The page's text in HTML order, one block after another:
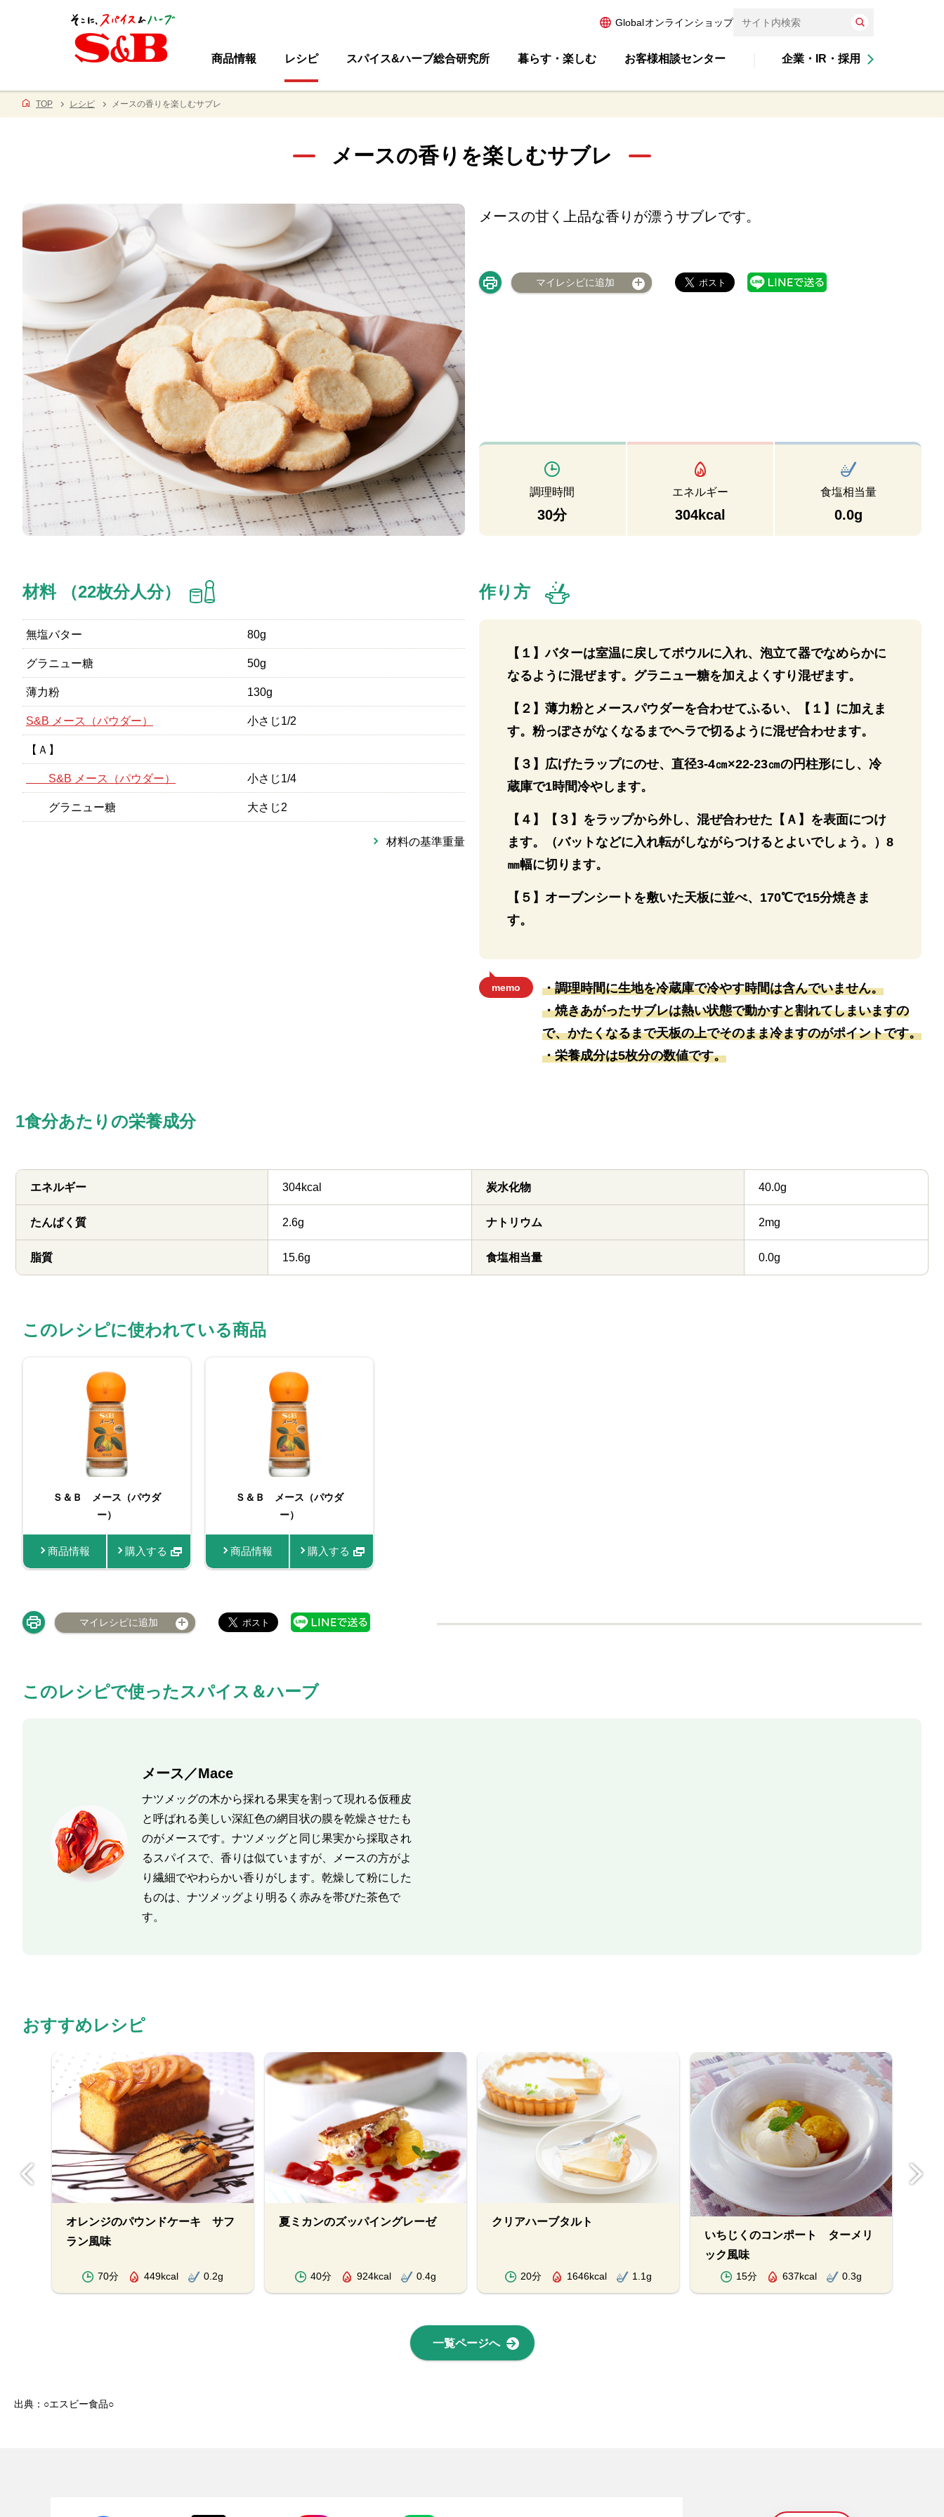
Globalオンラインショップ
商品情報 レシピ スパイス&ハーブ総合研究所 暮らす・楽しむ お客様相談センター 企業・IR・採用
TOP レシピ メースの香りを楽しむサブレ
メースの香りを楽しむサブレ
メースの甘く上品な香りが漂うサブレです。
マイレシピに追加
調理時間
30分
エネルギー
304kcal
食塩相当量
0.0g
材料 （22枚分人分）
無塩バター 80g
グラニュー糖 50g
薄力粉 130g
S&B メース（パウダー） 小さじ1/2
【Ａ】
S&B メース（パウダー） 小さじ1/4
グラニュー糖 大さじ2
材料の基準重量
作り方
【１】バターは室温に戻してボウルに入れ、泡立て器でなめらかに
なるように混ぜます。グラニュー糖を加えよくすり混ぜます。
【２】薄力粉とメースパウダーを合わせてふるい、【１】に加えま
す。粉っぽさがなくなるまでヘラで切るように混ぜ合わせます。
【３】広げたラップにのせ、直径3-4㎝×22-23㎝の円柱形にし、冷
蔵庫で1時間冷やします。
【４】【３】をラップから外し、混ぜ合わせた【Ａ】を表面につけ
ます。（バットなどに入れ転がしながらつけるとよいでしょう。）8
㎜幅に切ります。
【５】オーブンシートを敷いた天板に並べ、170℃で15分焼きま
す。
memo
・調理時間に生地を冷蔵庫で冷やす時間は含んでいません。
・焼きあがったサブレは熱い状態で動かすと割れてしまいますの
で、かたくなるまで天板の上でそのまま冷ますのがポイントです。
・栄養成分は5枚分の数値です。
1食分あたりの栄養成分
エネルギー 304kcal
たんぱく質 2.6g
脂質 15.6g
炭水化物 40.0g
ナトリウム 2mg
食塩相当量 0.0g
このレシピに使われている商品
Ｓ＆Ｂ メース（パウダ
ー）
商品情報 購入する
Ｓ＆Ｂ メース（パウダ
ー）
商品情報 購入する
マイレシピに追加
このレシピで使ったスパイス＆ハーブ
メース／Mace
ナツメッグの木から採れる果実を割って現れる仮種皮
と呼ばれる美しい深紅色の網目状の膜を乾燥させたも
のがメースです。ナツメッグと同じ果実から採取され
るスパイスで、香りは似ていますが、メースの方がよ
り繊細でやわらかい香りがします。乾燥して粉にした
ものは、ナツメッグより明るく赤みを帯びた茶色で
す。
おすすめレシピ
オレンジのパウンドケーキ サフ
ラン風味
70分 449kcal 0.2g
夏ミカンのズッパイングレーゼ
40分 924kcal 0.4g
クリアハーブタルト
20分 1646kcal 1.1g
いちじくのコンポート ターメリ
ック風味
15分 637kcal 0.3g
一覧ページへ
出典：○エスビー食品○